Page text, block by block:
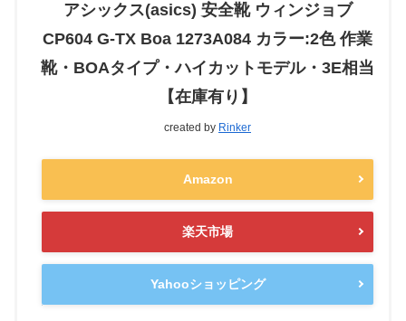
アシックス(asics) 安全靴 ウィンジョブ
CP604 G-TX Boa 1273A084 カラー:2色 作業
靴・BOAタイプ・ハイカットモデル・3E相当
【在庫有り】
created by Rinker
Amazon
楽天市場
Yahooショッピング